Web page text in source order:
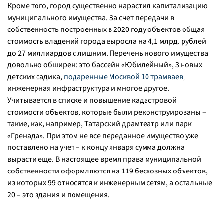
Кроме того, город существенно нарастил капитализацию
муниципального имущества. За счет передачи в
собственность построенных в 2020 году объектов общая
стоимость владений города выросла на 4,1 млрд. рублей
до 27 миллиардов с лишним. Перечень нового имущества
довольно обширен: это бассейн «Юбилейный», 3 новых
детских садика,подаренные Москвой 10 трамваев,
инженерная инфраструктура и многое другое.
Учитывается в списке и повышение кадастровой
стоимости объектов, которые были реконструированы –
такие, как, например, Татарский драмтеатр или парк
«Гренада». При этом не все переданное имущество уже
поставлено на учет – к концу января сумма должна
вырасти еще. В настоящее время права муниципальной
собственности оформляются на 119 бесхозных объектов,
из которых 99 относятся к инженерным сетям, а остальные
20 – это здания и помещения.